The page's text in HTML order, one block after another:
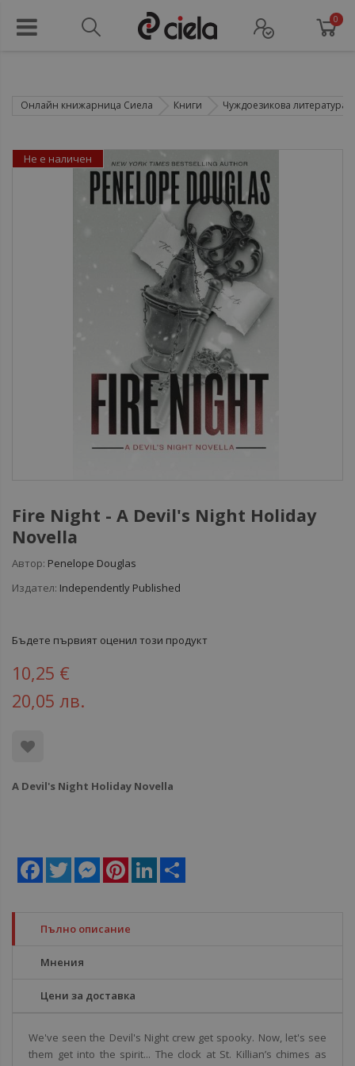
0
Онлайн книжарница Сиела Книги Чуждоезикова литература
Fire Night - A Devil's Night Holiday
Novella
Автор: Penelope Douglas
Издател: Independently Published
Бъдете първият оценил този продукт
10,25 €
20,05 лв.
A Devil's Night Holiday Novella
Facebook
Twitter MessengerPinterestLinkedIn
Не е наличен
Пълно описание
Мнения
Цени за доставка
We've seen the Devil's Night crew get spooky. Now, let's see
them get into the spirit... The clock at St. Killian’s chimes as